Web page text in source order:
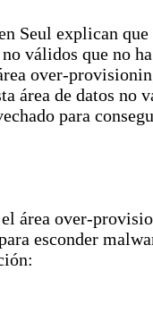
Seul explican
válidos que no
over-
área de datos no
para
área over-
esconder